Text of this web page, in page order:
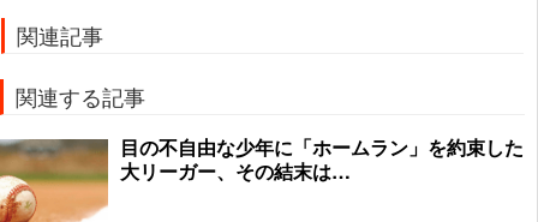
関連記事
関連する記事
目の不自由な少年に「ホームラン」を約束した
大リーガー、その結末は…